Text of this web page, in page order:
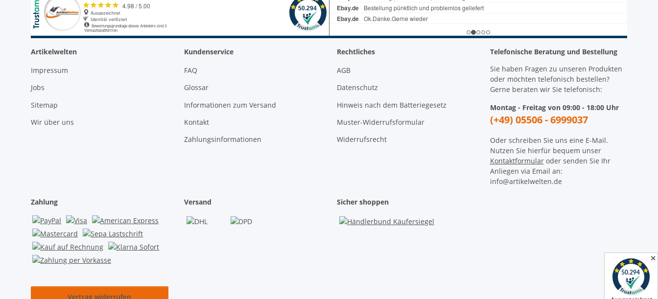
Artikelwelten
Impressum
Jobs
Sitemap
Wir über uns
Kundenservice
FAQ
Glossar
Informationen zum Versand
Kontakt
Zahlungsinformationen
Rechtliches
AGB
Datenschutz
Hinweis nach dem Batteriegesetz
Muster-Widerrufsformular
Widerrufsrecht
Telefonische Beratung und Bestellung
Sie haben Fragen zu unseren Produkten
oder möchten telefonisch bestellen?
Gerne beraten wir Sie telefonisch:
Montag - Freitag von 09:00 - 18:00 Uhr
(+49) 05506 - 6999037
Oder schreiben Sie uns eine E-Mail.
Nutzen Sie hierfür bequem unser
Kontaktformularoder senden Sie Ihr
Anliegen via Email an:
info@artikelwelten.de
Zahlung Versand Sicher shoppen
Vertrag widerrufen
✕